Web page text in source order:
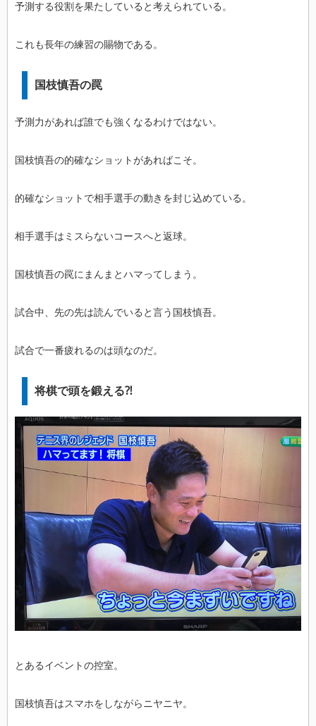
予測する役割を果たしていると考えられている。
これも長年の練習の賜物である。
国枝慎吾の罠
予測力があれば誰でも強くなるわけではない。
国枝慎吾の的確なショットがあればこそ。
的確なショットで相手選手の動きを封じ込めている。
相手選手はミスらないコースへと返球。
国枝慎吾の罠にまんまとハマってしまう。
試合中、先の先は読んでいると言う国枝慎吾。
試合で一番疲れるのは頭なのだ。
将棋で頭を鍛える⁈
とあるイベントの控室。
国枝慎吾はスマホをしながらニヤニヤ。